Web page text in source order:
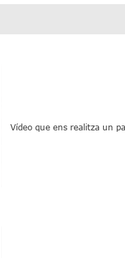
Vídeo que ens realitza un